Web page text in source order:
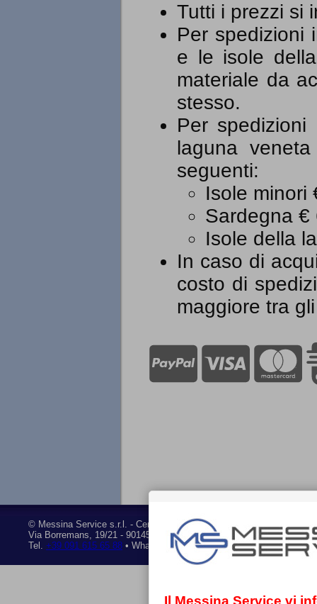
Il Messina Service vi
Tutti i prezzi si
Per spedizioni
e le isole
materiale da
stesso.
Per
laguna
seguenti:
Isole minori
Sardegna €
Isole della
In caso di
costo di
maggiore tra
© Messina Service s.r.l. - Centro assistenza tecnica autorizzato • P.I.
Via Borremans, 19/21 - 90145 Palermo
Tel. +39 091 615 65 88 • Whatsapp+39 351 841 28 95• Mail: